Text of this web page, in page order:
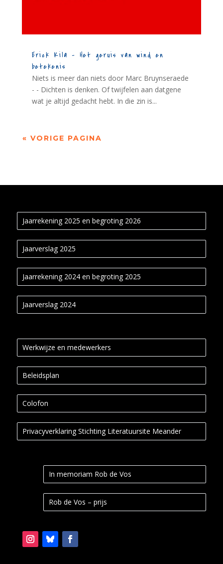
Erick Kila – Het geruis van wind en
betekenis
Niets is meer dan niets door Marc Bruynseraede
- - Dichten is denken. Of twijfelen aan datgene
wat je altijd gedacht hebt. In die zin is...
« VORIGE PAGINA
Jaarrekening 2025 en begroting 2026
Jaarverslag 2025
Jaarrekening 2024 en begroting 2025
Jaarverslag 2024
Werkwijze en medewerkers
Beleidsplan
Colofon
Privacyverklaring Stichting Literatuursite Meander
In memoriam Rob de Vos
Rob de Vos – prijs